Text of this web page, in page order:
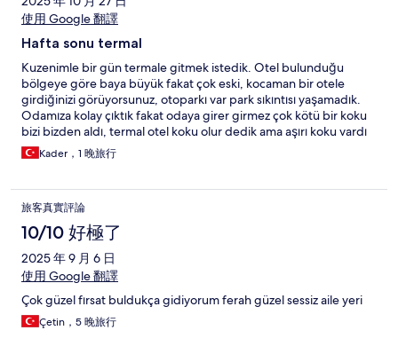
使用 Google 翻譯
Hafta sonu termal
Kuzenimle bir gün termale gitmek istedik. Otel bulunduğu
bölgeye göre baya büyük fakat çok eski, kocaman bir otele
girdiğinizi görüyorsunuz, otoparkı var park sıkıntısı yaşamadık.
Odamıza kolay çıktık fakat odaya girer girmez çok kötü bir koku
bizi bizden aldı, termal otel koku olur dedik ama aşırı koku vardı
sanki lağım gibi kokuyordu ki odamız 4. Katta termal havuzlar spa
-1. Katta buna rağmen koku çok yoğundu havalandırma yetersiz
istedik o sırada birden bi adam içeri girdi görevliydi,kapıyı
vurmadı pardon demek yerine içeriyi izlemeye çalıştı otel güvenli
değil, sonrasında sürekli kapıyı arkadan kilitledik.sıcak havuz
kirliydi ama sıcaklığı iyiydi, oradan çıktık hamama,hamamda taslar
yetersiz ayrıca altları bildiğin kir tutmuş kirli ,içinde küçük havuz
var o da çok pisti. Buhar çalışmıyordu arızalı yazmışlar sauna açıktı
aşırı kalabalık,oraya mikrop kaparız diye girmedik bile. Açık büfe
çok kalabalık bi saldırma şekli var otelde herşeye gelen
Kader，1 晚旅行
旅客真實評論
10/10 好極了
2025 年 9 月 6 日
使用 Google 翻譯
Çok güzel fırsat buldukça gidiyorum ferah güzel sessiz aile yeri
Çetin，5 晚旅行